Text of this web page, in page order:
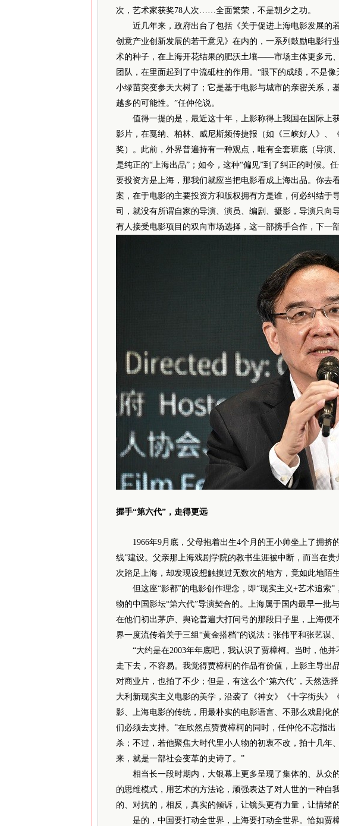
次，艺术家获奖78人次……全面繁荣，不是朝夕之功。
近几年来，政府出台了包括《关于促进上海电影发展的
创意产业创新发展的若干意见》在内的，一系列鼓励电影行
术的种子，在上海开花结果的肥沃土壤——市场主体更多元
团队，在里面起到了中流砥柱的作用。“眼下的成绩，不是
小绿苗突变参天大树了；它是基于电影与城市的亲密关系，
越多的可能性。”任仲伦说。
值得一提的是，最近这十年，上影称得上我国在国际上
影片，在戛纳、柏林、威尼斯频传捷报（如《三峡好人》、
奖）。此前，外界普遍持有一种观点，唯有全套班底（导演
是纯正的“上海出品”；如今，这种“偏见”到了纠正的时候。
要投资方是上海，那我们就应当把电影看成上海出品。你去
案，在于电影的主要投资方和版权拥有方是谁，何必纠结于
司，就没有所谓自家的导演、演员、编剧、摄影，导演只向
有人接受电影项目的双向市场选择，这一部携手合作，下一
握手“第六代”， 走得更远
1966年9月底，父母抱着出生4个月的王小帅坐上了拥挤
线”建设。父亲那上海戏剧学院的教书生涯被中断，而当在
次踏足上海，却发现设想触摸过无数次的地方，竟如此地陌生
但这座“影都”的电影创作理念，即“现实主义+艺术追索”
物的中国影坛“第六代”导演契合的。上海属于国内最早一批
在他们初出茅庐、舆论普遍大打问号的那段日子里，上海便
界一度流传着关于三组“黄金搭档”的说法：张伟平和张艺谋
“大约是在2003年年底吧，我认识了贾樟柯。当时，他并
走下去，不容易。我觉得贾樟柯的作品有价值，上影主导出
对商业片，也拍了不少；但是，有这么个‘第六代’，天然选
大利新现实主义电影的美学，沿袭了《神女》《十字街头》
影、上海电影的传统，用最朴实的电影语言、不那么戏剧化
们必须去支持。”在欣然点赞贾樟柯的同时，任仲伦不忘指
杀；不过，若他聚焦大时代里小人物的初衷不改，拍十几年
来，就是一部社会变革的史诗了。”
相当长一段时期内，大银幕上更多呈现了集体的、从众
的思维模式，用艺术的方法论，顽强表达了对人世的一种自
的、对抗的，相反，真实的倾诉，让镜头更有力量，让情绪
是的，中国要打动全世界，上海要打动全世界。恰如贾樟